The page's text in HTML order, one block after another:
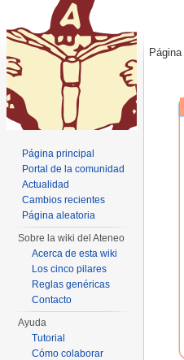
Página
Página principal
Portal de la comunidad
Actualidad
Cambios recientes
Página aleatoria
Sobre la wiki del Ateneo
Acerca de esta wiki
Los cinco pilares
Reglas genéricas
Contacto
Ayuda
Tutorial
Cómo colaborar